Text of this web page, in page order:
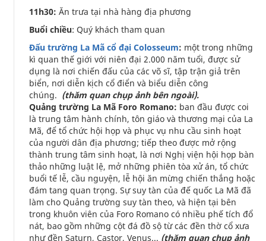
11h30: Ăn trưa tại nhà hàng địa phương
Buổi chiều: Quý khách tham quan
Đấu trường La Mã cổ đại Colosseum: một trong những
kì quan thế giới với niên đại 2.000 năm tuổi, được sử
dụng là nơi chiến đấu của các võ sĩ, tập trận giả trên
biển, nơi diễn kịch cổ điển và biểu diễn công
chúng. (thăm quan chụp ảnh bên ngoài).
Quảng trường La Mã Foro Romano: ban đầu được coi
là trung tâm hành chính, tôn giáo và thương mại của La
Mã, để tổ chức hội họp và phục vụ nhu cầu sinh hoạt
của người dân địa phương; tiếp theo được mở rộng
thành trung tâm sinh hoạt, là nơi Nghị viện hội họp bàn
thảo những luật lệ, mở những phiên tòa xử án, tổ chức
buổi tế lễ, cầu nguyện, lễ hội ăn mừng chiến thắng hoặc
đám tang quan trọng. Sự suy tàn của đế quốc La Mã đã
làm cho Quảng trường suy tàn theo, và hiện tại bên
trong khuôn viên của Foro Romano có nhiều phế tích đổ
nát, bao gồm những cột đá đồ sộ từ các đền thờ cổ xưa
như đền Saturn, Castor, Venus... (thăm quan chụp ảnh